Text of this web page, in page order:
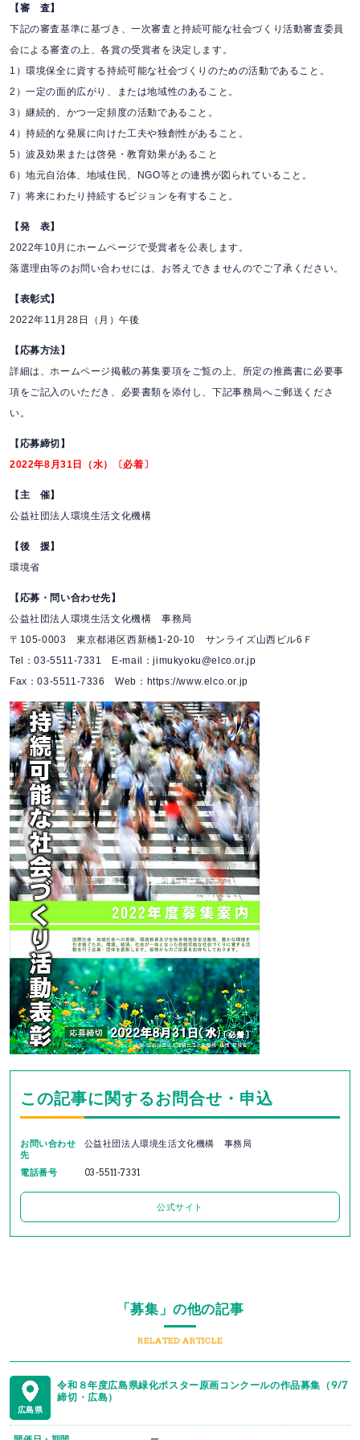
【審 査】
下記の審査基準に基づき、一次審査と持続可能な社会づくり活動審査委員
会による審査の上、各賞の受賞者を決定します。
1）環境保全に資する持続可能な社会づくりのための活動であること。
2）一定の面的広がり、または地域性のあること。
3）継続的、かつ一定頻度の活動であること。
4）持続的な発展に向けた工夫や独創性があること。
5）波及効果または啓発・教育効果があること
6）地元自治体、地域住民、NGO等との連携が図られていること。
7）将来にわたり持続するビジョンを有すること。
【発 表】
2022年10月にホームページで受賞者を公表します。
落選理由等のお問い合わせには、お答えできませんのでご了承ください。
【表彰式】
2022年11月28日（月）午後
【応募方法】
詳細は、ホームページ掲載の募集要項をご覧の上、所定の推薦書に必要事
項をご記入のいただき、必要書類を添付し、下記事務局へご郵送くださ
い。
【応募締切】
2022年8月31日（水）〔必着〕
【主 催】
公益社団法人環境生活文化機構
【後 援】
環境省
【応募・問い合わせ先】
公益社団法人環境生活文化機構 事務局
〒105-0003 東京都港区西新橋1-20-10 サンライズ山西ビル6Ｆ
Tel：03-5511-7331 E-mail：jimukyoku@elco.or.jp
Fax：03-5511-7336 Web：https://www.elco.or.jp
この記事に関するお問合せ・申込
お問い合わせ
先
公益社団法人環境生活文化機構 事務局
電話番号 03-5511-7331
公式サイト
「募集」の他の記事
RELATED ARTICLE
広島県
令和８年度広島県緑化ポスター原画コンクールの作品募集（9/7
締切・広島）